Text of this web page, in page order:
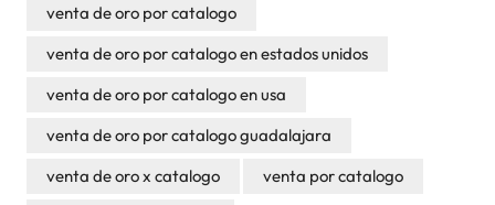
venta de oro por catalogo
venta de oro por catalogo en estados unidos
venta de oro por catalogo en usa
venta de oro por catalogo guadalajara
venta de oro x catalogo
venta por catalogo